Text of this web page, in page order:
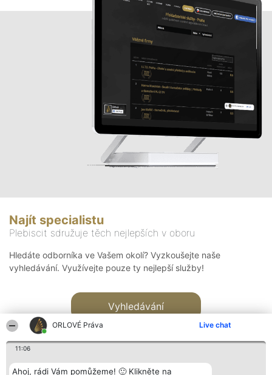
ORLOVÉ Práva Live chat
11:06
Ahoj, rádi Vám pomůžeme! 🙂 Klikněte na
Najít specialistu
Plebiscit sdružuje těch nejlepších v oboru
Hledáte odborníka ve Vašem okolí? Vyzkoušejte naše
vyhledávání. Využívejte pouze ty nejlepší služby!
Vyhledávání